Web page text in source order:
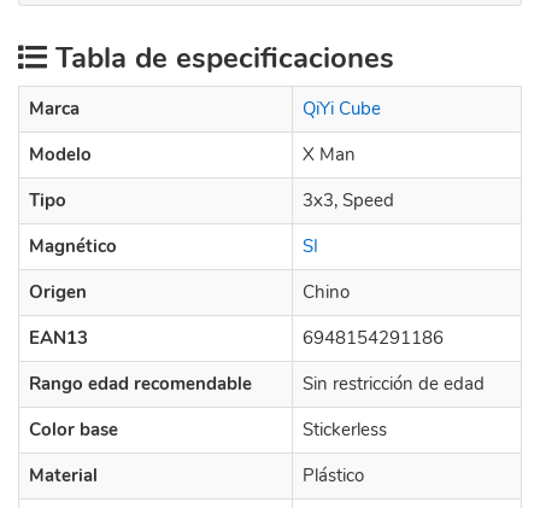
Tabla de especificaciones
Marca
QiYi Cube
Modelo
X Man
Tipo
3x3, Speed
Magnético
SI
Origen
Chino
EAN13
6948154291186
Rango edad recomendable
Sin restricción de edad
Color base
Stickerless
Material
Plástico